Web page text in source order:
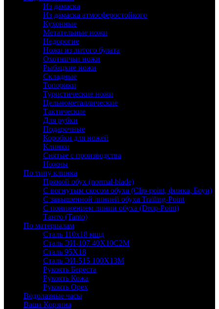
Из дамаска
Из дамаска атмосферостойкого
Кухонные
Метательные ножи
Недорогие
Ножи из литого булата
Охотничьи ножи
Рыбацкие ножи
Складные
Топорики
Туристические ножи
Цельнометаллические
Тактические
Для рубки
Подарочные
Коробки для ножей
Клинки
Снятые с производства
Ножны
По типу клинка
Прямой обух (normal-blade)
С вогнутым скосом обуха (Clip-point, финка, Боуи)
С завышенной линией обуха Trailing-Point
С понижением линии обуха (Drop-Point)
Танто (Tanto)
По материалам
Сталь 110х18 мшд
Сталь ЭИ-107 40Х10С2М
Сталь 95Х18
Сталь ЭИ-515 100Х13М
Рукоять Береста
Рукоять Кожа
Рукоять Орех
Водолазные часы
Ваша Корзина